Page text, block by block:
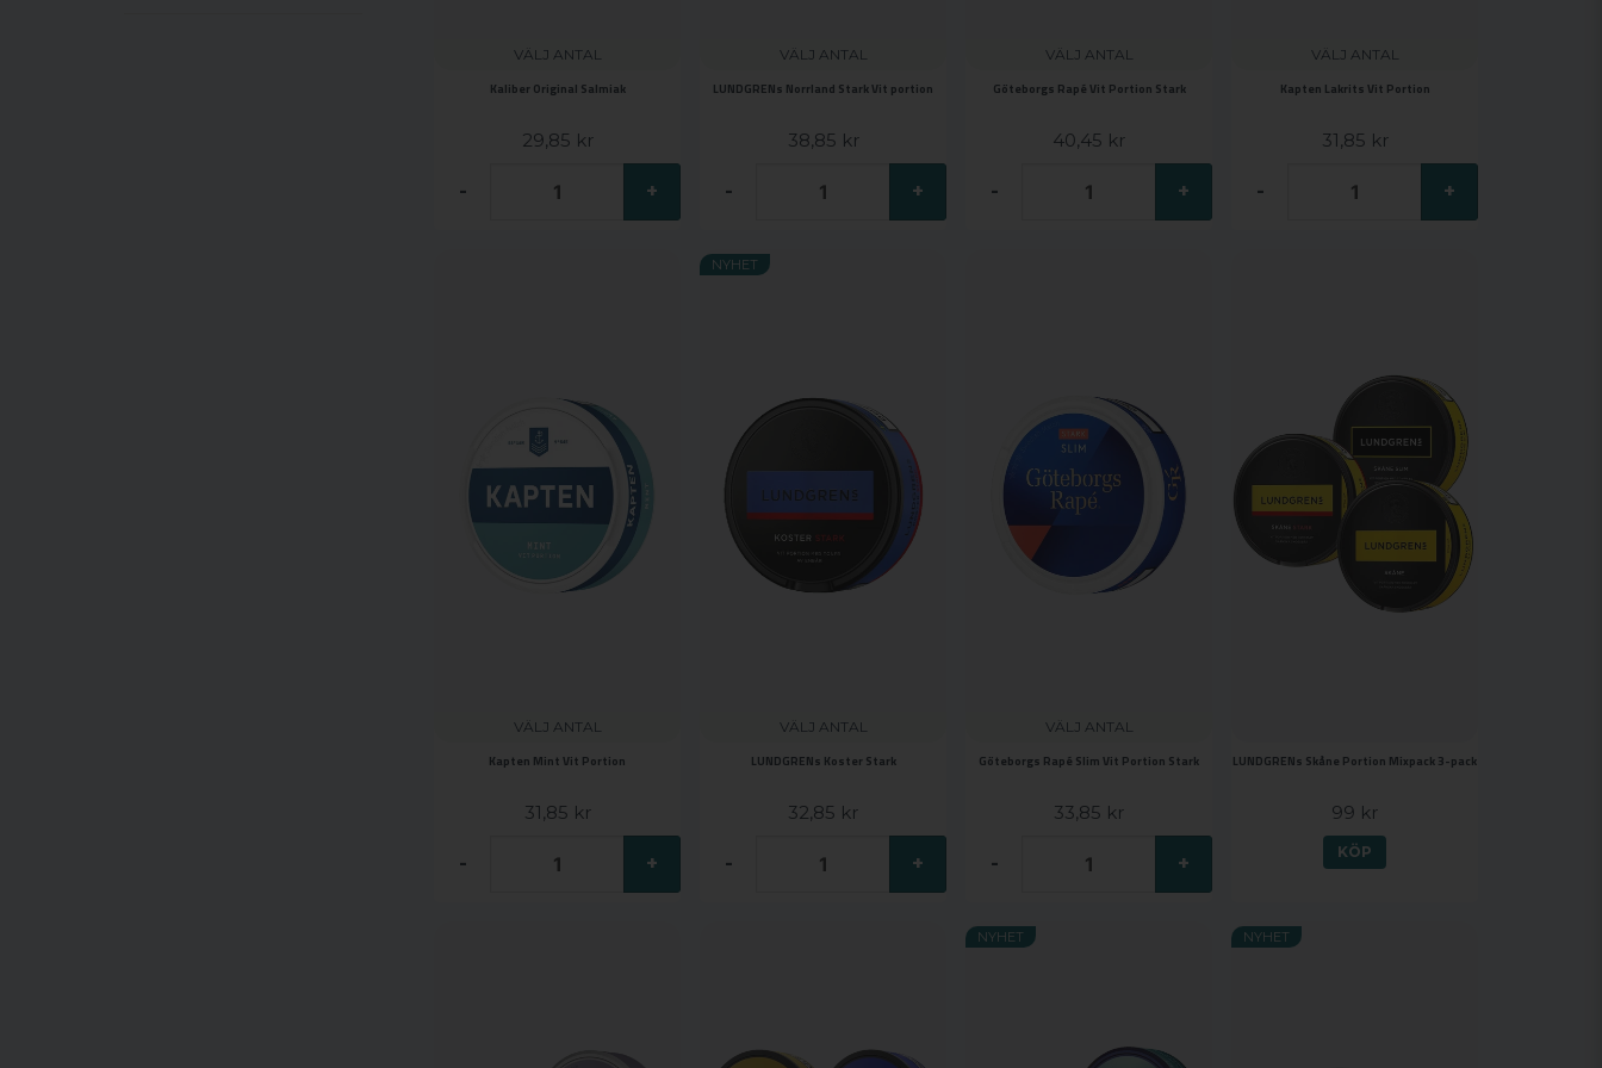
VÄLJ ANTAL
Kaliber Original Salmiak
29,85 kr
- +
VÄLJ ANTAL
LUNDGRENs Norrland Stark Vit portion
38,85 kr
- +
VÄLJ ANTAL
Göteborgs Rapé Vit Portion Stark
40,45 kr
- +
VÄLJ ANTAL
Kapten Lakrits Vit Portion
31,85 kr
- +
VÄLJ ANTAL
Kapten Mint Vit Portion
31,85 kr
- +
VÄLJ ANTAL
LUNDGRENs Koster Stark
32,85 kr
- +
NYHET
VÄLJ ANTAL
Göteborgs Rapé Slim Vit Portion Stark
33,85 kr
- +
LUNDGRENs Skåne Portion Mixpack 3-pack
99 kr
KÖP
NYHET NYHET